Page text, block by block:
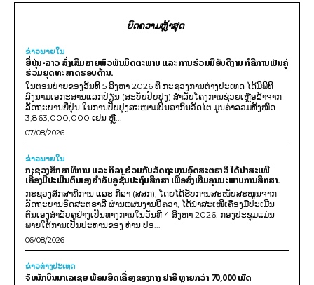
ບົດຄວາມຫຼ້າສຸດ
ຂ່າວພາຍ​ໃນ
ຍີ່ປຸ່ນ-ລາວ ສົ່ງເສີມສາຍພົວພັນມິດຕະພາບ ແລະ ການຮ່ວມມືອັນດີງາມ ກໍຄືການເປັນຄູ່
ຮ່ວມຍຸດທະສາດຮອບດ້ານ.
ໃນຕອນບ່າຍຂອງວັນທີ 5 ສິງຫາ 2026 ທີ່ ກະຊວງການຕ່າງປະເທດ ໄດ້ມີພິທີ
ລົງນາມເອກະສານແລກປ່ຽນ (ສະບັບປັບປຸງ) ສໍາລັບໂຄງການຊ່ວຍເຫຼືອລ້າຈາກ
ລັດຖະບານຍີ່ປຸ່ນ ໃນການປັບປຸງສະໜາມບິນສາກົນວັດໄຕ ມູນຄ່າລວມທັງໝົດ
3,863,000,000 ເຢນ ຫຼື...
07/08/2026
ຂ່າວພາຍ​ໃນ
ກະຊວງສຶກສາທິການ ແລະ ກິລາ ຮ່ວມກັບລັດຖະບານອົດສະຕຣາລີ ໄດ້ນຳສະເໜີ
ເຄື່ອງມືປະເມີນຕົນເອງສຳລັບຄູຊັ້ນປະຖົມສຶກສາ ເພື່ອສົ່ງເສີມຄຸນນະພາບການສຶກສາ.
ກະຊວງສຶກສາທິການ ແລະ ກິລາ (ສສກ), ໂດຍໄດ້ຮັບການສະໜັບສະໜູນຈາກ
ລັດຖະບານອົດສະຕຣາລີ ຜ່ານແຜນງານບີຄວາ, ໄດ້ນຳສະເໜີເຄື່ອງມືປະເມີນ
ຕົນເອງສຳລັບຄູຢ່າງເປັນທາງການໃນວັນທີ 4 ສິງຫາ 2026. ກອງປະຊຸມແມ່ນ
ພາຍໃຕ້ການເປັນປະທານຂອງ ທ່ານ ປອ...
06/08/2026
ຂ່າວຕ່າງປະເທດ
ຈັບນັກບິນມາເລເຊຍ ພ້ອມຍຶດເຄື່ອງຂອງກາງ ຢາອີ ຫຼາຍກວ່າ 70,000 ເມັດ